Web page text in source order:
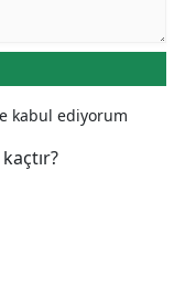
kabul ediyorum